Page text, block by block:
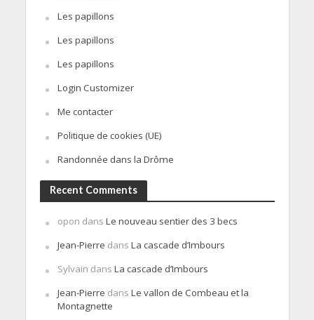
Les papillons
Les papillons
Les papillons
Login Customizer
Me contacter
Politique de cookies (UE)
Randonnée dans la Drôme
Recent Comments
opon dans Le nouveau sentier des 3 becs
Jean-Pierre dans La cascade d’Imbours
Sylvain dans La cascade d’Imbours
Jean-Pierre dans Le vallon de Combeau et la
Montagnette